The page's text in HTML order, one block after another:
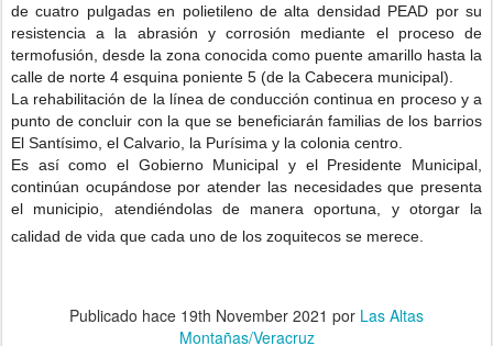
de cuatro pulgadas en polietileno de alta densidad PEAD por su
resistencia a la abrasión y corrosión mediante el proceso de
termofusión, desde la zona conocida como puente amarillo hasta la
calle de norte 4 esquina poniente 5 (de la Cabecera municipal).
La rehabilitación de la línea de conducción continua en proceso y a
punto de concluir con la que se beneficiarán familias de los barrios
El Santísimo, el Calvario, la Purísima y la colonia centro.
Es así como el Gobierno Municipal y el Presidente Municipal,
continúan ocupándose por atender las necesidades que presenta
el municipio, atendiéndolas de manera oportuna, y otorgar la
calidad de vida que cada uno de los zoquitecos se merece.
Publicado hace 19th November 2021 por Las Altas
Montañas/Veracruz